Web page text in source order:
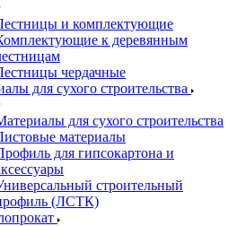
и комплектующие
к деревянным
чердачные
для сухого строительства
для сухого строительства
материалы
для гипсокартона и
строительный
(ЛСТК)